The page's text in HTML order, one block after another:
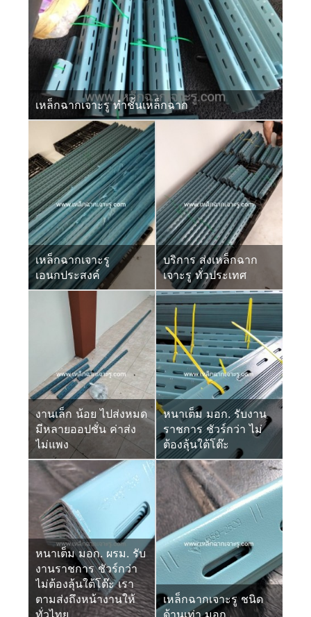
เหล็กฉากเจาะรู ทำชั้นเหล็กฉาก
เหล็กฉากเจาะรู
เอนกประสงค์
บริการ ส่งเหล็กฉาก
เจาะรู ทั่วประเทศ
งานเล็ก น้อย ไปส่งหมด
มีหลายออปชั่น ค่าส่ง
ไม่แพง
หนาเต็ม มอก. รับงาน
ราชการ ชัวร์กว่า ไม่
ต้องลุ้นใต้โต๊ะ
หนาเต็ม มอก. ผรม. รับ
งานราชการ ชัวร์กว่า
ไม่ต้องลุ้นใต้โต๊ะ เรา
ตามส่งถึงหน้างานให้
ทั่วไทย
เหล็กฉากเจาะรู ชนิด
ด้านเท่า มอก.